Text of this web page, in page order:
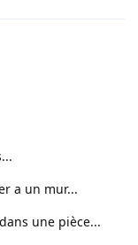
a un mur...
une pièce...